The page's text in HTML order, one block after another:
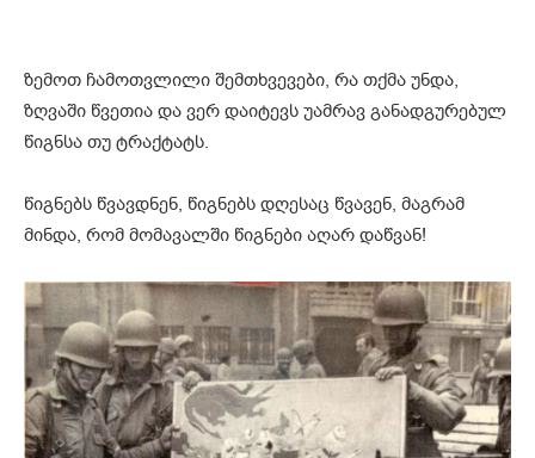
ზემოთ ჩამოთვლილი შემთხვევები, რა თქმა უნდა,
ზღვაში წვეთია და ვერ დაიტევს უამრავ განადგურებულ
წიგნსა თუ ტრაქტატს.
წიგნებს წვავდნენ, წიგნებს დღესაც წვავენ, მაგრამ
მინდა, რომ მომავალში წიგნები აღარ დაწვან!